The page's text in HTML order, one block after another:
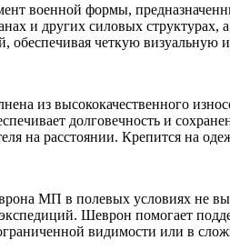
военной формы,
и других силовых структурах,
обеспечивая четкую визуальную
из высококачественного
долговечность и
на расстоянии. Крепится на
МП в полевых условиях не
Шеврон помогает
видимости или в